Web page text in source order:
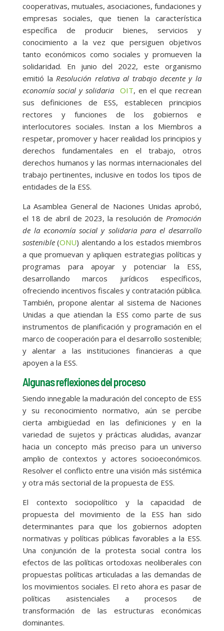
cooperativas, mutuales, asociaciones, fundaciones y
empresas sociales, que tienen la característica
específica de producir bienes, servicios y
conocimiento a la vez que persiguen objetivos
tanto económicos como sociales y promueven la
solidaridad. En junio del 2022, este organismo
emitió la Resolución relativa al trabajo decente y la
economía social y solidaria
OIT, en el que recrean
sus definiciones de ESS, establecen principios
rectores y funciones de los gobiernos e
interlocutores sociales. Instan a los Miembros a
respetar, promover y hacer realidad los principios y
derechos fundamentales en el trabajo, otros
derechos humanos y las normas internacionales del
trabajo pertinentes, inclusive en todos los tipos de
entidades de la ESS.
La Asamblea General de Naciones Unidas aprobó,
el 18 de abril de 2023, la resolución de Promoción
de la economía social y solidaria para el desarrollo
sostenible(ONU) alentando a los estados miembros
a que promuevan y apliquen estrategias políticas y
programas para apoyar y potenciar la ESS,
desarrollando marcos jurídicos específicos,
ofreciendo incentivos fiscales y contratación pública.
También, propone alentar al sistema de Naciones
Unidas a que atiendan la ESS como parte de sus
instrumentos de planificación y programación en el
marco de cooperación para el desarrollo sostenible;
y alentar a las instituciones financieras a que
apoyen a la ESS.
Algunas reflexiones del proceso
Siendo innegable la maduración del concepto de ESS
y su reconocimiento normativo, aún se percibe
cierta ambigüedad en las definiciones y en la
variedad de sujetos y prácticas aludidas, avanzar
hacia un concepto más preciso para un universo
amplio de contextos y actores socioeconómicos.
Resolver el conflicto entre una visión más sistémica
y otra más sectorial de la propuesta de ESS.
El contexto sociopolítico y la capacidad de
propuesta del movimiento de la ESS han sido
determinantes para que los gobiernos adopten
normativas y políticas públicas favorables a la ESS.
Una conjunción de la protesta social contra los
efectos de las políticas ortodoxas neoliberales con
propuestas políticas articuladas a las demandas de
los movimientos sociales. El reto ahora es pasar de
políticas asistenciales a procesos de
transformación de las estructuras económicas
dominantes.